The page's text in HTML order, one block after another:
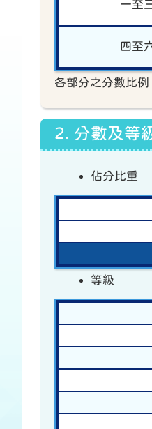
一至
四至
各部分之分數比
2. 分數及等
佔分比重
等級